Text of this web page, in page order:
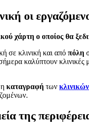
οι
χάρτη ο οποίος θα
σε κλινική και από πόλη
καλύπτουν κλινικές
καταγραφή των κλινικών
της